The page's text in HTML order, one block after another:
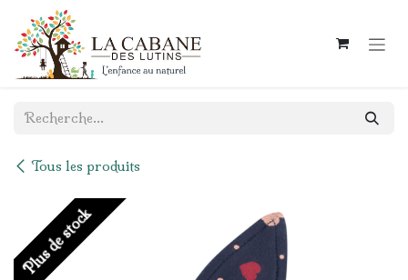
Se rendre au contenu
Tous les produits
Plus de stock